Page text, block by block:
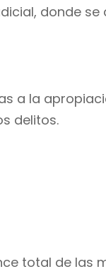
donde
a la
delitos.
total de las